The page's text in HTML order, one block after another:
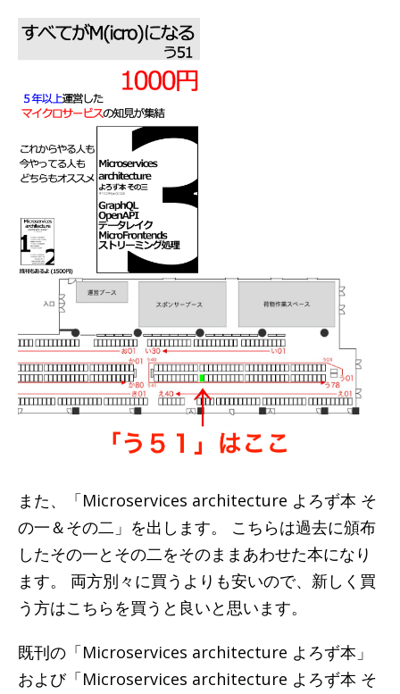
また、「Microservices architecture よろず本 そ
の一＆その二」を出します。 こちらは過去に頒布
したその一とその二をそのままあわせた本になり
ます。 両方別々に買うよりも安いので、新しく買
う方はこちらを買うと良いと思います。
既刊の「Microservices architecture よろず本」
および「Microservices architecture よろず本 そ